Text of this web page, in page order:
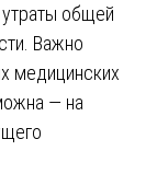
утраты общей
Важно
медицинских
— на